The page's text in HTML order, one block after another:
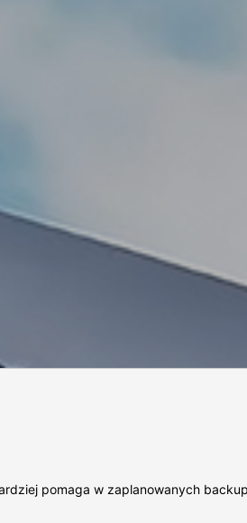
pomaga w zaplanowanych